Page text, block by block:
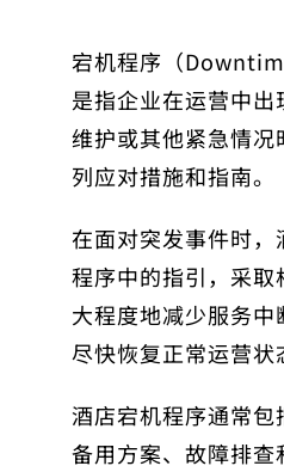
宕机程序（
是指企业在运营中
维护或其他紧急情况
列应对措施和指南。
在面对突发事件时
程序中的指引，采取
大程度地减少服务
尽快恢复正常运营状
酒店宕机程序通常包
备用方案、故障排查